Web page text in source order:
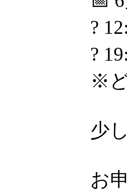
?
?
※
少
お